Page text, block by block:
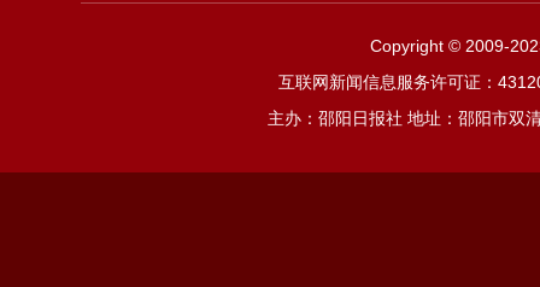
Copyright © 2009-
互联网新闻信息服务许可证：
主办：邵阳日报社 地址：邵阳市双